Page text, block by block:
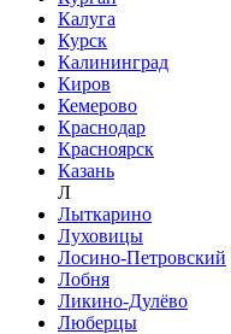
Калуга
Курск
Калининград
Киров
Кемерово
Краснодар
Красноярск
Казань
Л
Лыткарино
Луховицы
Лосино-Петровский
Лобня
Ликино-Дулёво
Люберцы